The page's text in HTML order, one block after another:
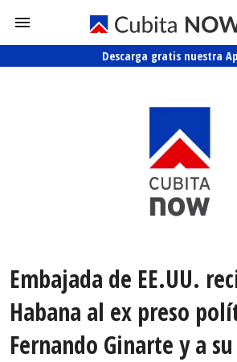
Descarga gratis nuestra
Embajada de EE.UU.
Habana al ex preso
Fernando Ginarte y a